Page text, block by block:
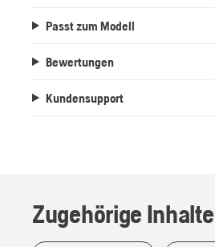
Passt zum Modell
Bewertungen
Kundensupport
Zugehörige Inhalte
Geschichten